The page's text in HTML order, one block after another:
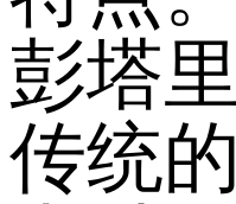
彭塔
传统